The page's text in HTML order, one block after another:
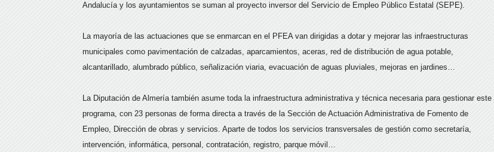
Andalucía y los ayuntamientos se suman al proyecto inversor del Servicio de Empleo Público Estatal (SEPE).
La mayoría de las actuaciones que se enmarcan en el PFEA van dirigidas a dotar y mejorar las infraestructuras
municipales como pavimentación de calzadas, aparcamientos, aceras, red de distribución de agua potable,
alcantarillado, alumbrado público, señalización viaria, evacuación de aguas pluviales, mejoras en jardines…
La Diputación de Almería también asume toda la infraestructura administrativa y técnica necesaria para gestionar este
programa, con 23 personas de forma directa a través de la Sección de Actuación Administrativa de Fomento de
Empleo, Dirección de obras y servicios. Aparte de todos los servicios transversales de gestión como secretaría,
intervención, informática, personal, contratación, registro, parque móvil…